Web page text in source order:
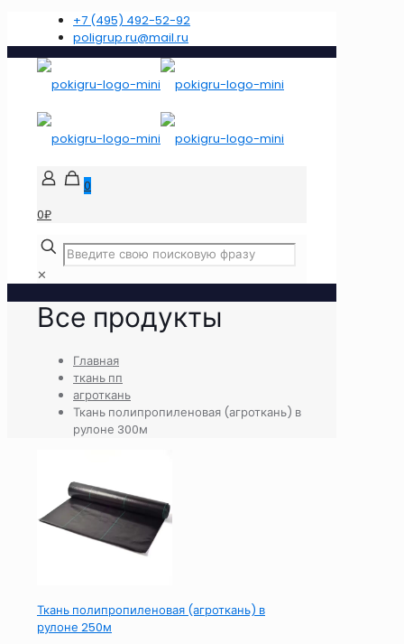
+7 (495) 492-52-92
poligrup.ru@mail.ru
0
0₽
✕
Все продукты
Главная
ткань пп
агроткань
Ткань полипропиленовая (агроткань) в
рулоне 300м
Ткань полипропиленовая (агроткань) в
рулоне 250м